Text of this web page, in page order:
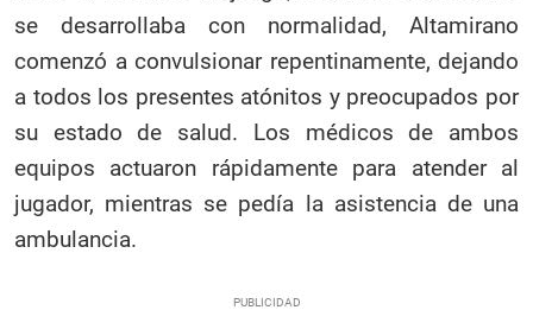
se desarrollaba con normalidad, Altamirano
comenzó a convulsionar repentinamente, dejando
a todos los presentes atónitos y preocupados por
su estado de salud. Los médicos de ambos
equipos actuaron rápidamente para atender al
jugador, mientras se pedía la asistencia de una
ambulancia.